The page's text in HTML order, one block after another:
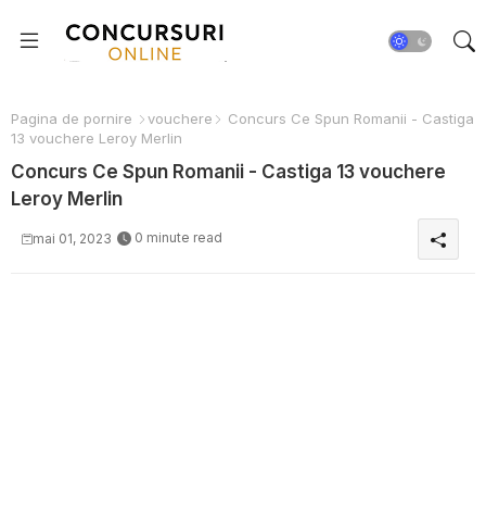
Pagina de pornire vouchere
Concurs Ce Spun Romanii - Castiga
13 vouchere Leroy Merlin
Concurs Ce Spun Romanii - Castiga 13 vouchere
Leroy Merlin
mai 01, 2023 0 minute read